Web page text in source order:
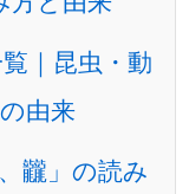
｜昆虫・動
由来
龖」の読み